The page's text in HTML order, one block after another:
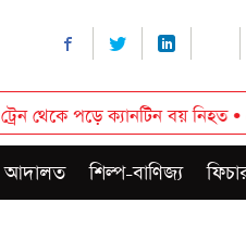
ক্যানটিন বয় নিহত•পোষা কুকুর
শিল্প-বাণিজ্য